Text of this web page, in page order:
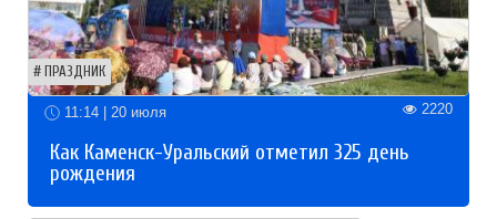
ПРАЗДНИК
11:14 | 20 июля 2220
Как Каменск-Уральский отметил 325 день
рождения